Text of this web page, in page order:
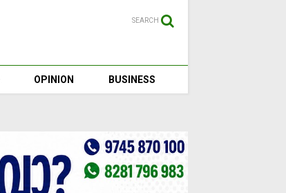
SEARCH
OPINION BUSINESS